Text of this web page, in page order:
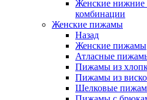
Женские нижние
комбинации
Женские пижамы
Назад
Женские пижамы
Атласные
Пижамы из
Пижамы из
Шелковые